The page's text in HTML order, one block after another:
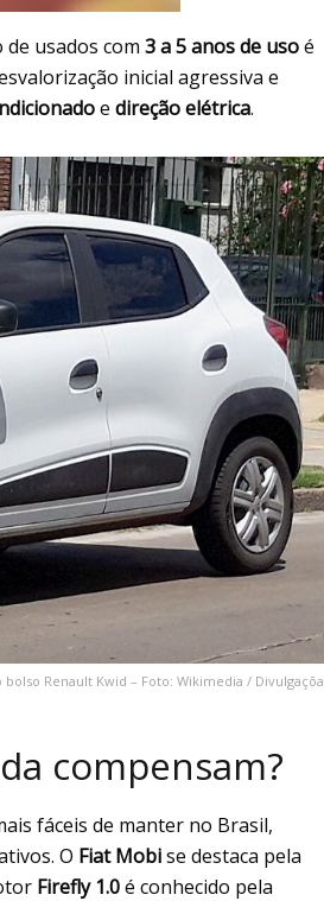
usados com 3 a 5 anos de usoé
inicial agressiva e
e direção elétrica.
Renault Kwid – Foto: Wikimedia / Divulgaçõa
compensam?
fáceis de manter no Brasil,
O Fiat Mobise destaca pela
Firefly 1.0é conhecido pela